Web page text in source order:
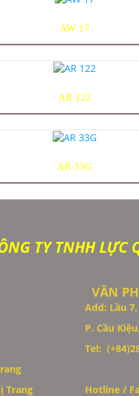
AW 17
AR 122
AR 33G
TY TNHH LỰC
VĂN
Add: Lầu
P. Cầu
Tel:
Trang Hotline /